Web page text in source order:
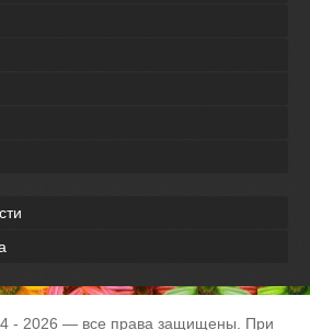
- 2026 — все права защищены. При